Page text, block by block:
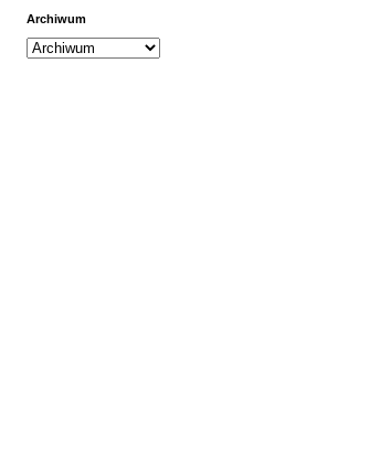
Archiwum